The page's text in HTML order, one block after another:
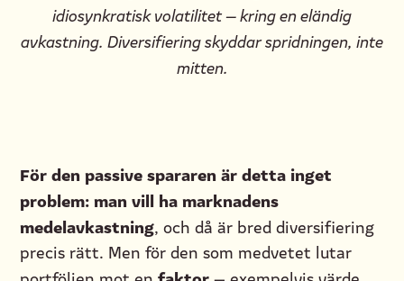
idiosynkratisk volatilitet — kring en eländig
avkastning. Diversifiering skyddar spridningen, inte
mitten.
För den passive spararen är detta inget
problem: man vill ha marknadens
medelavkastning, och då är bred diversifiering
precis rätt. Men för den som medvetet lutar